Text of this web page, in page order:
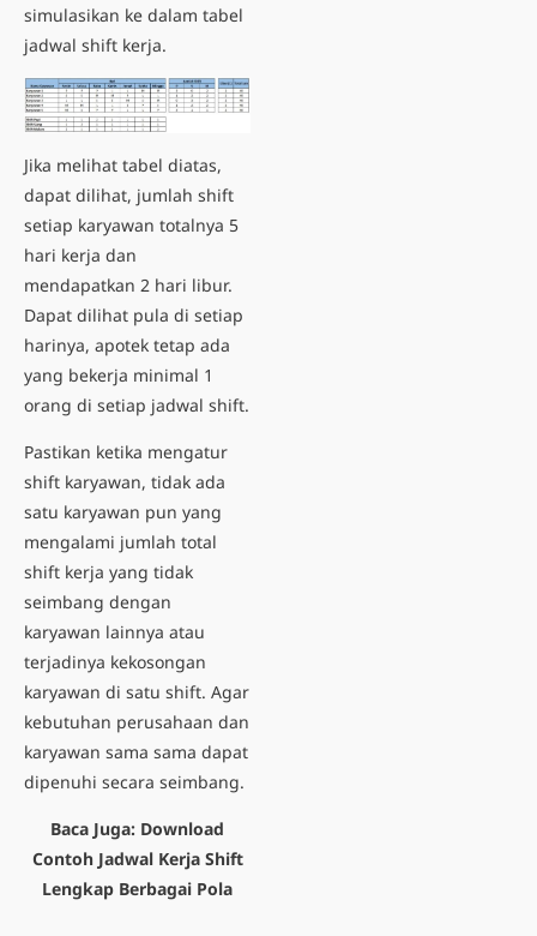
simulasikan ke dalam tabel
jadwal shift kerja.
Jika melihat tabel diatas,
dapat dilihat, jumlah shift
setiap karyawan totalnya 5
hari kerja dan
mendapatkan 2 hari libur.
Dapat dilihat pula di setiap
harinya, apotek tetap ada
yang bekerja minimal 1
orang di setiap jadwal shift.
Pastikan ketika mengatur
shift karyawan, tidak ada
satu karyawan pun yang
mengalami jumlah total
shift kerja yang tidak
seimbang dengan
karyawan lainnya atau
terjadinya kekosongan
karyawan di satu shift. Agar
kebutuhan perusahaan dan
karyawan sama sama dapat
dipenuhi secara seimbang.
Baca Juga: Download
Contoh Jadwal Kerja Shift
Lengkap Berbagai Pola